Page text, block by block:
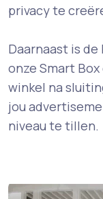
privacy te
Daarnaast is
onze Smart
winkel na
jou
niveau te tillen.